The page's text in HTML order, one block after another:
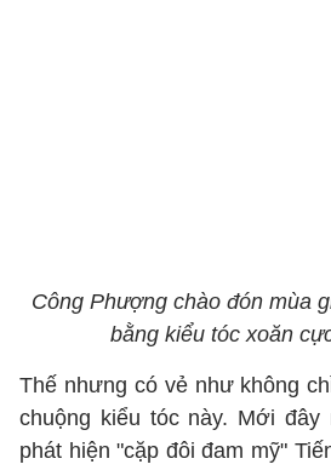
Công Phượng chào đón mùa
bằng kiểu tóc xoăn
Thế nhưng có vẻ như không
chuộng kiểu tóc này. Mới
phát hiện "cặp đôi đam mỹ"